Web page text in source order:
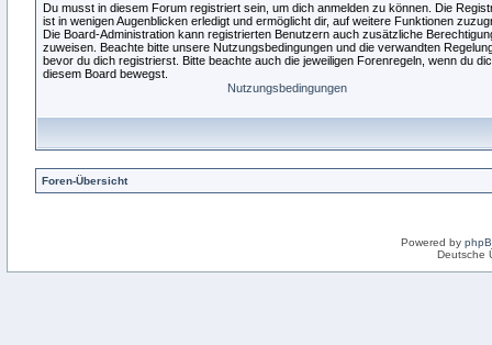
Du musst in diesem Forum registriert sein, um dich anmelden zu können. Die
ist in wenigen Augenblicken erledigt und ermöglicht dir, auf weitere Funktionen
Die Board-Administration kann registrierten Benutzern auch zusätzliche
zuweisen. Beachte bitte unsere Nutzungsbedingungen und die verwandten
bevor du dich registrierst. Bitte beachte auch die jeweiligen Forenregeln, wenn du
diesem Board bewegst.
Nutzungsbedingungen
Foren-Übersicht
Powered by
Deutsche